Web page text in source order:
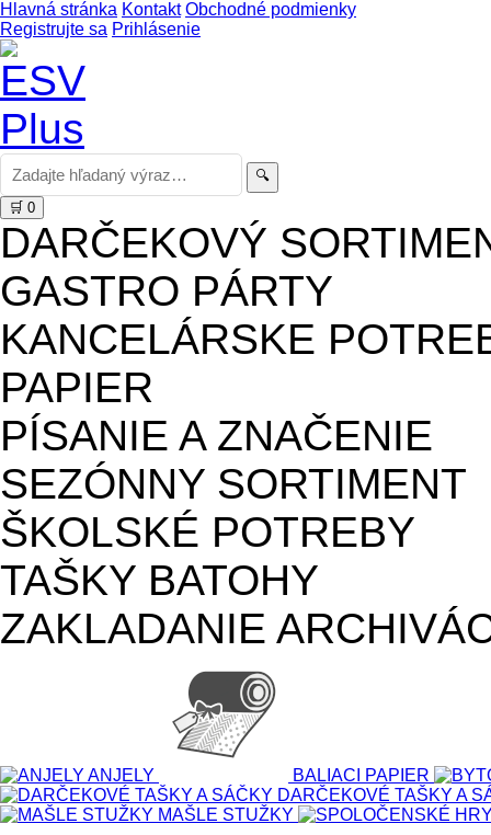
Hlavná stránka Kontakt Obchodné podmienky
Registrujte sa Prihlásenie
🔍
🛒 0
DARČEKOVÝ
GASTRO PÁRTY
KANCELÁRSKE
PAPIER
PÍSANIE A ZNAČENIE
SEZÓNNY SORTIMENT
ŠKOLSKÉ POTREBY
TAŠKY BATOHY
ZAKLADANIE
ANJELY
BALIACI PAPIER
DARČEKOVÉ TAŠKY A
MAŠLE STUŽKY